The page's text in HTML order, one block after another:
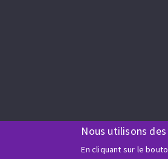
Nous utilisons
En cliquant sur le